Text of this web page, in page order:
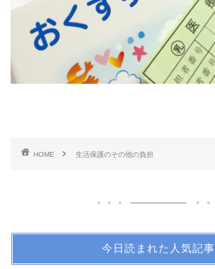
HOME 生活保護のその他の負担
今日読まれた人気記事